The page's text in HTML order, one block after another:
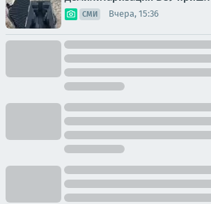
СМИ Вчера, 15:36